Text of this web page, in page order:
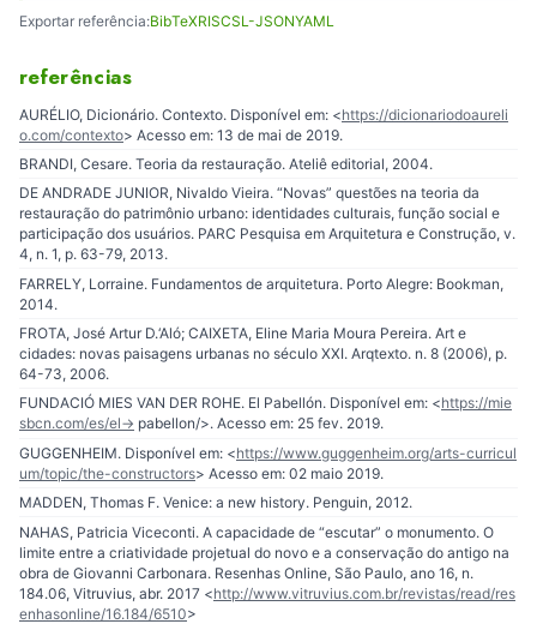
Exportar referência:BibTeXRISCSL-JSONYAML
referências
AURÉLIO, Dicionário. Contexto. Disponível em: <https://dicionariodoaureli
o.com/contexto> Acesso em: 13 de mai de 2019.
BRANDI, Cesare. Teoria da restauração. Ateliê editorial, 2004.
DE ANDRADE JUNIOR, Nivaldo Vieira. “Novas” questões na teoria da
restauração do patrimônio urbano: identidades culturais, função social e
participação dos usuários. PARC Pesquisa em Arquitetura e Construção, v.
4, n. 1, p. 63-79, 2013.
FARRELY, Lorraine. Fundamentos de arquitetura. Porto Alegre: Bookman,
2014.
FROTA, José Artur D.‘Aló; CAIXETA, Eline Maria Moura Pereira. Art e
cidades: novas paisagens urbanas no século XXI. Arqtexto. n. 8 (2006), p.
64-73, 2006.
FUNDACIÓ MIES VAN DER ROHE. El Pabellón. Disponível em: <https://mie
sbcn.com/es/el- > pabellon/>. Acesso em: 25 fev. 2019.
GUGGENHEIM. Disponível em: <https://www.guggenheim.org/arts-curricul
um/topic/the-constructors> Acesso em: 02 maio 2019.
MADDEN, Thomas F. Venice: a new history. Penguin, 2012.
NAHAS, Patricia Viceconti. A capacidade de “escutar” o monumento. O
limite entre a criatividade projetual do novo e a conservação do antigo na
obra de Giovanni Carbonara. Resenhas Online, São Paulo, ano 16, n.
184.06, Vitruvius, abr. 2017 <http://www.vitruvius.com.br/revistas/read/res
enhasonline/16.184/6510>